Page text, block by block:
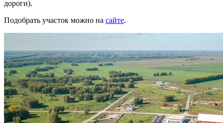
дороги).
Подобрать участок можно на сайте.